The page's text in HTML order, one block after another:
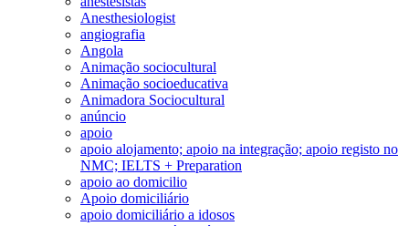
Anesthesiologist
angiografia
Angola
Animação sociocultural
Animação socioeducativa
Animadora Sociocultural
anúncio
apoio
apoio alojamento; apoio na integração; apoio registo no
NMC; IELTS + Preparation
apoio ao domicilio
Apoio domiciliário
apoio domiciliário a idosos